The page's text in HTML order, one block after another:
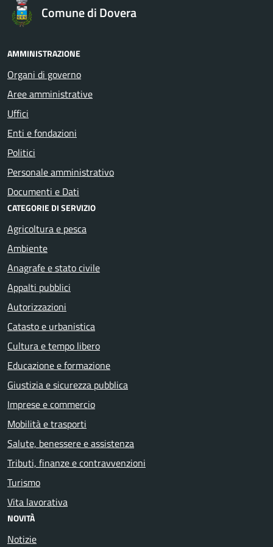
Comune di Dovera
AMMINISTRAZIONE
Organi di governo
Aree amministrative
Uffici
Enti e fondazioni
Politici
Personale amministrativo
Documenti e Dati
CATEGORIE DI SERVIZIO
Agricoltura e pesca
Ambiente
Anagrafe e stato civile
Appalti pubblici
Autorizzazioni
Catasto e urbanistica
Cultura e tempo libero
Educazione e formazione
Giustizia e sicurezza pubblica
Imprese e commercio
Mobilità e trasporti
Salute, benessere e assistenza
Tributi, finanze e contravvenzioni
Turismo
Vita lavorativa
NOVITÀ
Notizie